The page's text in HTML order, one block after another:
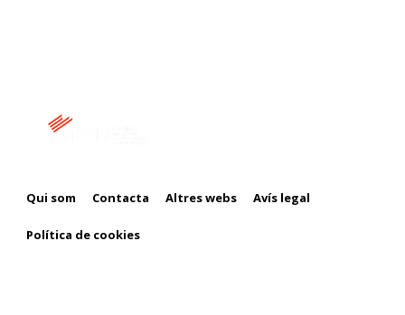
Qui som Contacta Altres webs Avís legal
Política de cookies